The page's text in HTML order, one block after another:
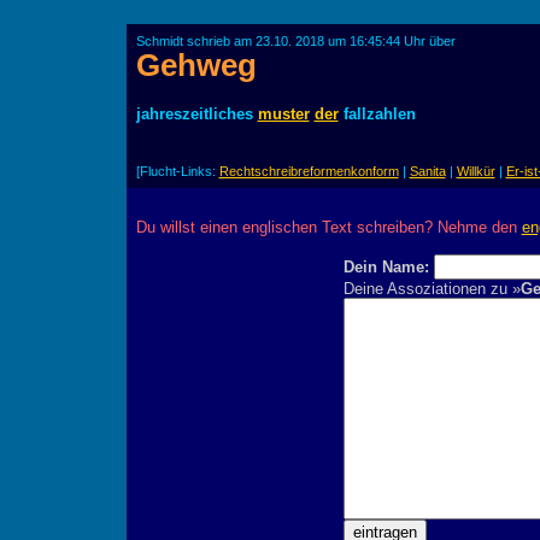
Schmidt schrieb am 23.10. 2018 um 16:45:44 Uhr über
Gehweg
jahreszeitliches muster derfallzahlen
[Flucht-Links: Rechtschreibreformenkonform| Sanita| Willkür| Er-
Du willst einen englischen Text schreiben? Nehme den
Dein Name:
Deine Assoziationen zu »